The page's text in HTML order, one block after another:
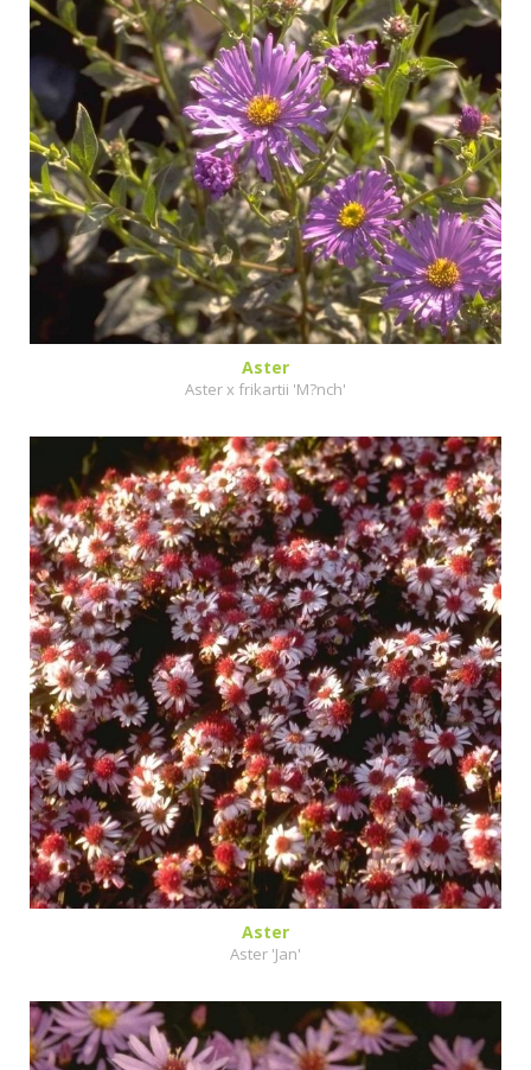
Aster
Aster x frikartii 'M?nch'
Aster
Aster 'Jan'